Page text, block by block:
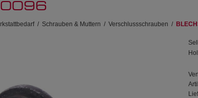
/ Schrauben & Muttern / Verschlussschrauben /